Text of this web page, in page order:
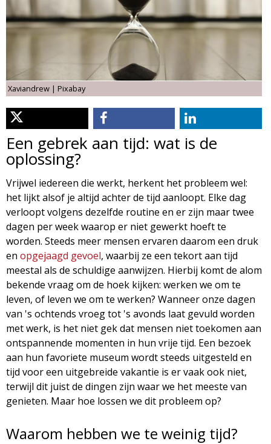
i
o
l
o
g
i
e
M
a
g
a
z
i
n
e
d
m
n
u
Xaviandrew | Pixabay
Een gebrek aan tijd: wat is de
oplossing?
Vrijwel iedereen die werkt, herkent het probleem wel:
het lijkt alsof je altijd achter de tijd aanloopt. Elke dag
verloopt volgens dezelfde routine en er zijn maar twee
dagen per week waarop er niet gewerkt hoeft te
worden. Steeds meer mensen ervaren daarom een druk
en opgejaagd gevoel, waarbij ze een tekort aan tijd
meestal als de schuldige aanwijzen. Hierbij komt de alom
bekende vraag om de hoek kijken: werken we om te
leven, of leven we om te werken? Wanneer onze dagen
van 's ochtends vroeg tot 's avonds laat gevuld worden
met werk, is het niet gek dat mensen niet toekomen aan
ontspannende momenten in hun vrije tijd. Een bezoek
aan hun favoriete museum wordt steeds uitgesteld en
tijd voor een uitgebreide vakantie is er vaak ook niet,
terwijl dit juist de dingen zijn waar we het meeste van
genieten. Maar hoe lossen we dit probleem op?
Waarom hebben we te weinig tijd?